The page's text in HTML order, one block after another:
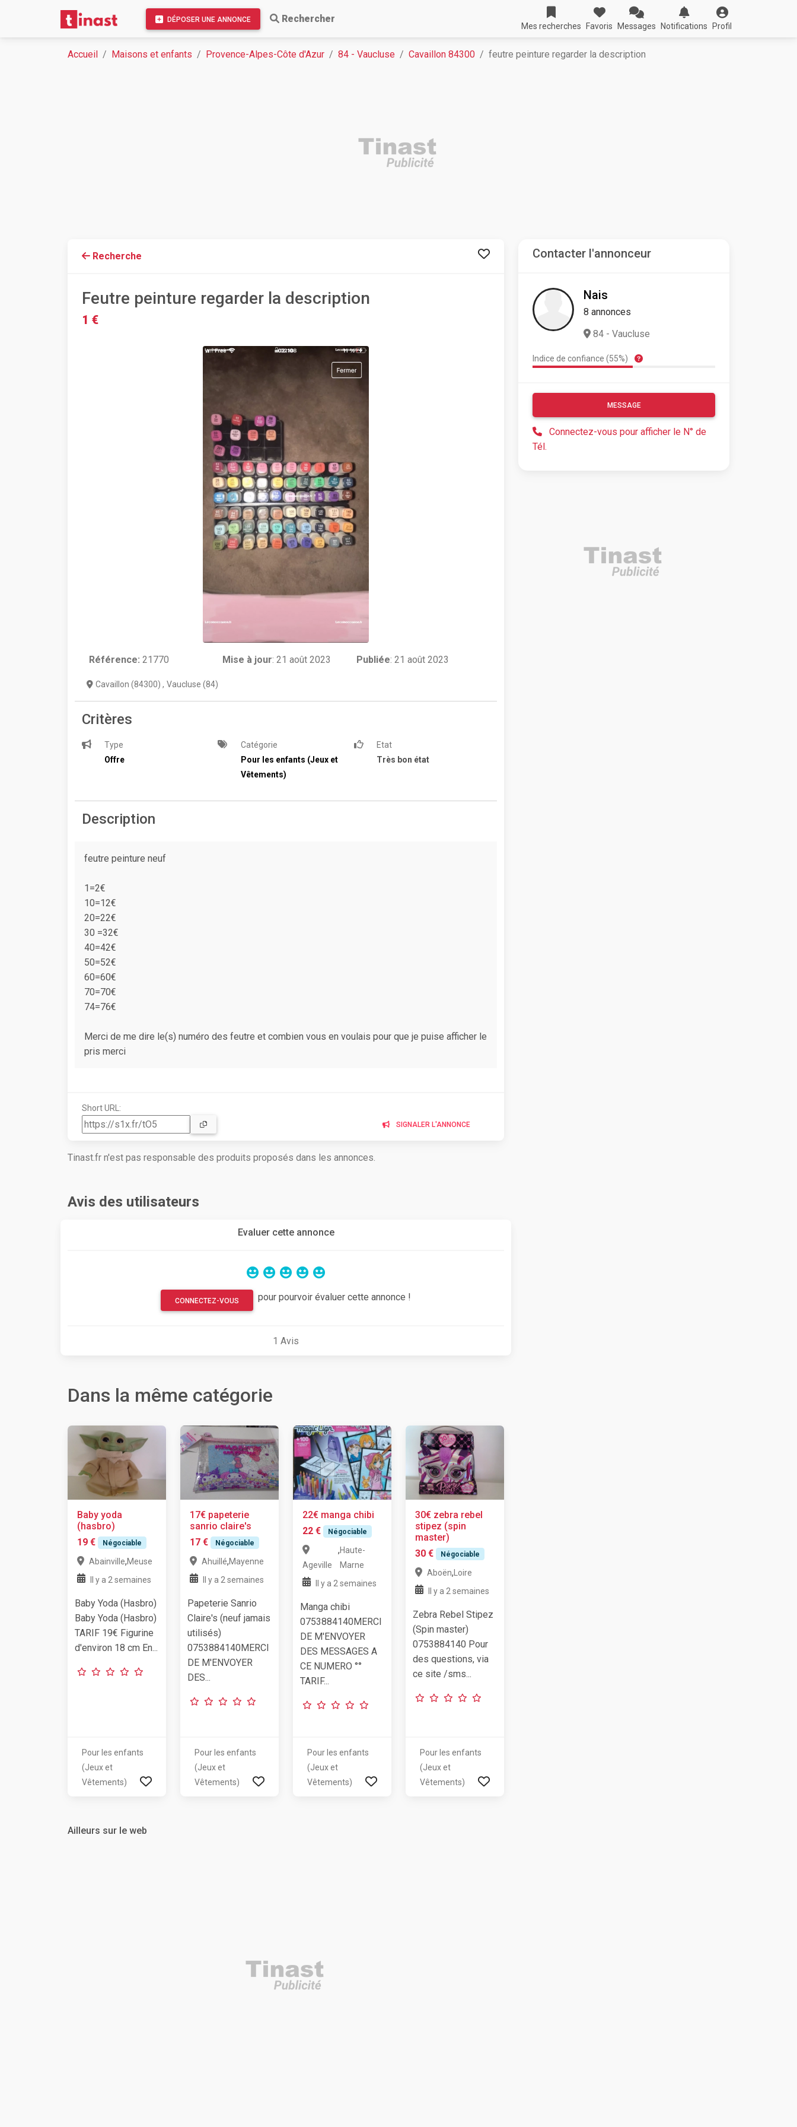
DÉPOSER UNE ANNONCE Rechercher
Mes recherches Favoris Messages Notifications Profil
Accueil Maisons et enfants Provence-Alpes-Côte d'Azur 84 - Vaucluse Cavaillon 84300 feutre peinture regarder la description
Recherche
Feutre peinture regarder la description
1 €
Référence: 21770 Mise à jour:21 août 2023 Publiée: 21 août 2023
Cavaillon (84300) , Vaucluse (84)
Critères
Type
Offre
Catégorie
Pour les enfants (Jeux et
Vêtements)
Etat
Très bon état
Description
feutre peinture neuf
1=2€
10=12€
20=22€
30 =32€
40=42€
50=52€
60=60€
70=70€
74=76€
Merci de me dire le(s) numéro des feutre et combien vous en voulais pour que je puise afficher le
pris merci
Short URL:
SIGNALER L'ANNONCE
Tinast.fr n'est pas responsable des produits proposés dans les annonces.
Avis des utilisateurs
Evaluer cette annonce
CONNECTEZ-VOUS pour pourvoir évaluer cette annonce !
1 Avis
Dans la même catégorie
Baby yoda
(hasbro)
19 €
Négociable
Abainville,Meuse
Il y a 2 semaines
Baby Yoda (Hasbro)
Baby Yoda (Hasbro)
TARIF 19€ Figurine
d'environ 18 cm En...
Pour les enfants
(Jeux et
Vêtements)
17€ papeterie
sanrio claire's
17 €
Négociable
Ahuillé,Mayenne
Il y a 2 semaines
Papeterie Sanrio
Claire's (neuf jamais
utilisés)
0753884140MERCI
DE M'ENVOYER
DES...
Pour les enfants
(Jeux et
Vêtements)
22€ manga chibi
22 €
Négociable
Ageville
,Haute-
Marne
Il y a 2 semaines
Manga chibi
0753884140MERCI
DE M'ENVOYER
DES MESSAGES A
CE NUMERO °°
TARIF...
Pour les enfants
(Jeux et
Vêtements)
30€ zebra rebel
stipez (spin
master)
30 €
Négociable
Aboën, Loire
Il y a 2 semaines
Zebra Rebel Stipez
(Spin master)
0753884140 Pour
des questions, via
ce site /sms...
Pour les enfants
(Jeux et
Vêtements)
Ailleurs sur le web
Contacter l'annonceur
Nais
8 annonces
84 - Vaucluse
Indice de confiance (55%)
MESSAGE
Connectez-vous pour afficher le N° de
Tél.